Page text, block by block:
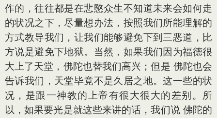
作的，往往都是在悲愍众生不知道未来会如何走
的状况之下，尽量想办法，按照我们所能理解的
方式教导我们，让我们能够避免下到三恶道，比
方说是避免下地狱。当然，如果我们因为福德很
大上了天堂，佛陀也替我们高兴；但是 佛陀也会
告诉我们，天堂毕竟不是久居之地。这一些的状
况，是跟一神教的上帝有很大很大的差别。所
以，如果要光是就这些来讲的话，我们说 佛陀的